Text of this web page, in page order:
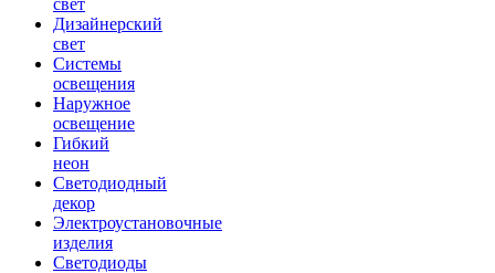
свет
Дизайнерский
свет
Системы
освещения
Наружное
освещение
Гибкий
неон
Светодиодный
декор
Электроустановочные
изделия
Светодиоды